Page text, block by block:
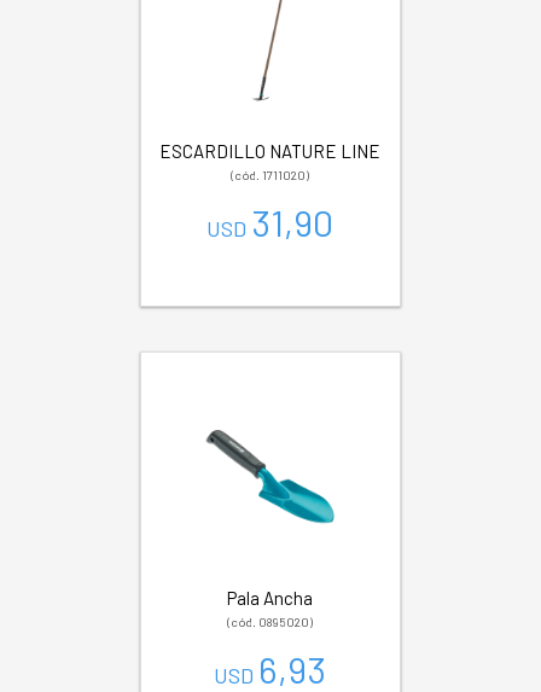
ESCARDILLO NATURE LINE
(cód. 1711020)
USD 31,90
Pala Ancha
(cód. 0895020)
USD 6,93